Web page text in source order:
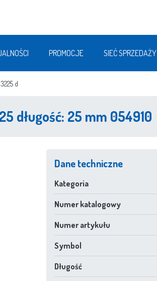
PROMOCJE SIEĆ SPRZEDAŻY
d
długość: 25 mm 054910
Dane techniczne
Kategoria
Numer katalogowy
Numer artykułu
Symbol
Długość